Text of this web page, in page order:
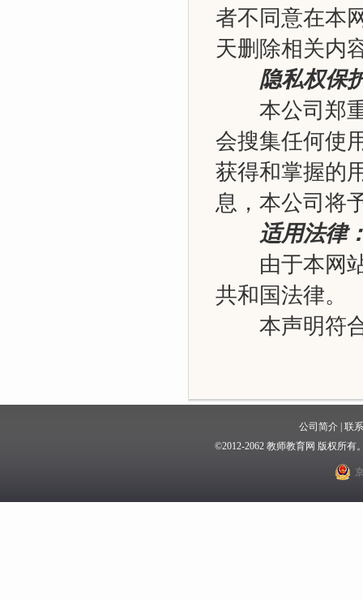
者不同意在本
天删除相关内
隐私权保
本公司郑重
会搜集任何使
获得和掌握的
息，本公司将
适用法律
由于本网站
共和国法律。
本声明符合
公司简介 联
©2012-2062 教师教育网 版权所有